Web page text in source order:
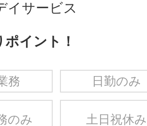
イサービス
イント！
務 日勤のみ
のみ 土日祝休み